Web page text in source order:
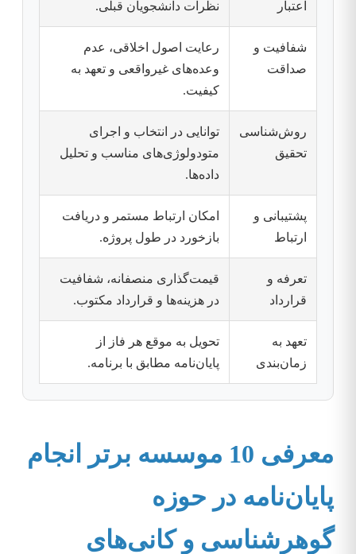
اعتبار
نظرات دانشجویان قبلی.
شفافیت و
صداقت
رعایت اصول اخلاقی، عدم
وعده‌های غیرواقعی و تعهد به
کیفیت.
روش‌شناسی
تحقیق
توانایی در انتخاب و اجرای
متودولوژی‌های مناسب و تحلیل
داده‌ها.
پشتیبانی و
ارتباط
امکان ارتباط مستمر و دریافت
بازخورد در طول پروژه.
تعرفه و
قرارداد
قیمت‌گذاری منصفانه، شفافیت
در هزینه‌ها و قرارداد مکتوب.
تعهد به
زمان‌بندی
تحویل به موقع هر فاز از
پایان‌نامه مطابق با برنامه.
معرفی 10 موسسه برتر انجام
پایان‌نامه در حوزه
گوهرشناسی و کانی‌های